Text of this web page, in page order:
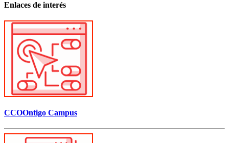
Enlaces de interés
CCOOntigo Campus